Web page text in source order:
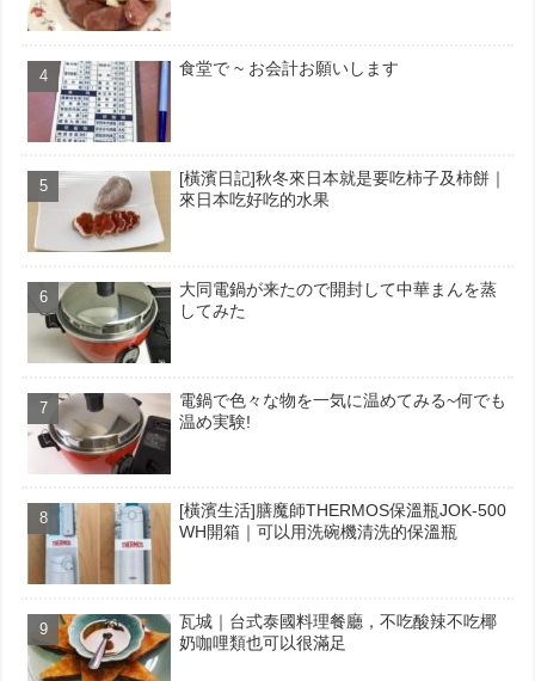
食堂で ~ お会計お願いします
[橫濱日記]秋冬來日本就是要吃柿子及柿餅｜
來日本吃好吃的水果
大同電鍋が来たので開封して中華まんを蒸
してみた
電鍋で色々な物を一気に温めてみる~何でも
温め実験!
[橫濱生活]膳魔師THERMOS保溫瓶JOK-500
WH開箱｜可以用洗碗機清洗的保溫瓶
瓦城｜台式泰國料理餐廳，不吃酸辣不吃椰
奶咖哩類也可以很滿足